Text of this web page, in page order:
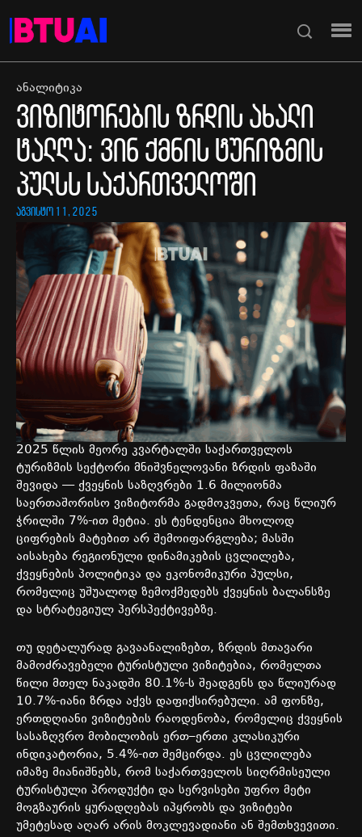
ანალიტიკა
ვიზიტორების ზრდის ახალი
ტალღა: ვინ ქმნის ტურიზმის
პულსს საქართველოში
აგვისტო 11, 2025
2025 წლის მეორე კვარტალში საქართველოს
ტურიზმის სექტორი მნიშვნელოვანი ზრდის ფაზაში
შევიდა —ქვეყნის საზღვრები 1.6 მილიონმა
საერთაშორისო ვიზიტორმა გადმოკვეთა, რაც წლიურ
ჭრილში 7%-ით მეტია. ეს ტენდენცია მხოლოდ
ციფრების მატებით არ შემოიფარგლება; მასში
აისახება რეგიონული დინამიკების ცვლილება,
ქვეყნების პოლიტიკა და ეკონომიკური პულსი,
რომელიც უშუალოდ ზემოქმედებს ქვეყნის ბალანსზე
და სტრატეგიულ პერსპექტივებზე.
თუ დეტალურად გავაანალიზებთ, ზრდის მთავარი
მამოძრავებელი ტურისტული ვიზიტებია, რომელთა
წილი მთელ ნაკადში 80.1%-ს შეადგენს და წლიურად
10.7%-იანი ზრდა აქვს დაფიქსირებული. ამ ფონზე,
ერთდღიანი ვიზიტების რაოდენობა, რომელიც ქვეყნის
სასაზღვრო მობილობის ერთ–ერთი კლასიკური
ინდიკატორია, 5.4%-ით შემცირდა. ეს ცვლილება
იმაზე მიანიშნებს, რომ საქართველოს სიღრმისეული
ტურისტული პროდუქტი და სერვისები უფრო მეტი
მოგზაურის ყურადღებას იპყრობს და ვიზიტები
უმეტესად აღარ არის მოკლევადიანი ან შემთხვევითი.